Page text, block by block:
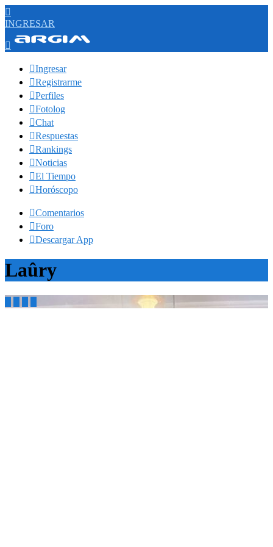

INGRESAR

Ingresar
Registrarme
Perfiles
Fotolog
Chat
Respuestas
Rankings
Noticias
El Tiempo
Horóscopo
Comentarios
Foro
Descargar App
Laûry